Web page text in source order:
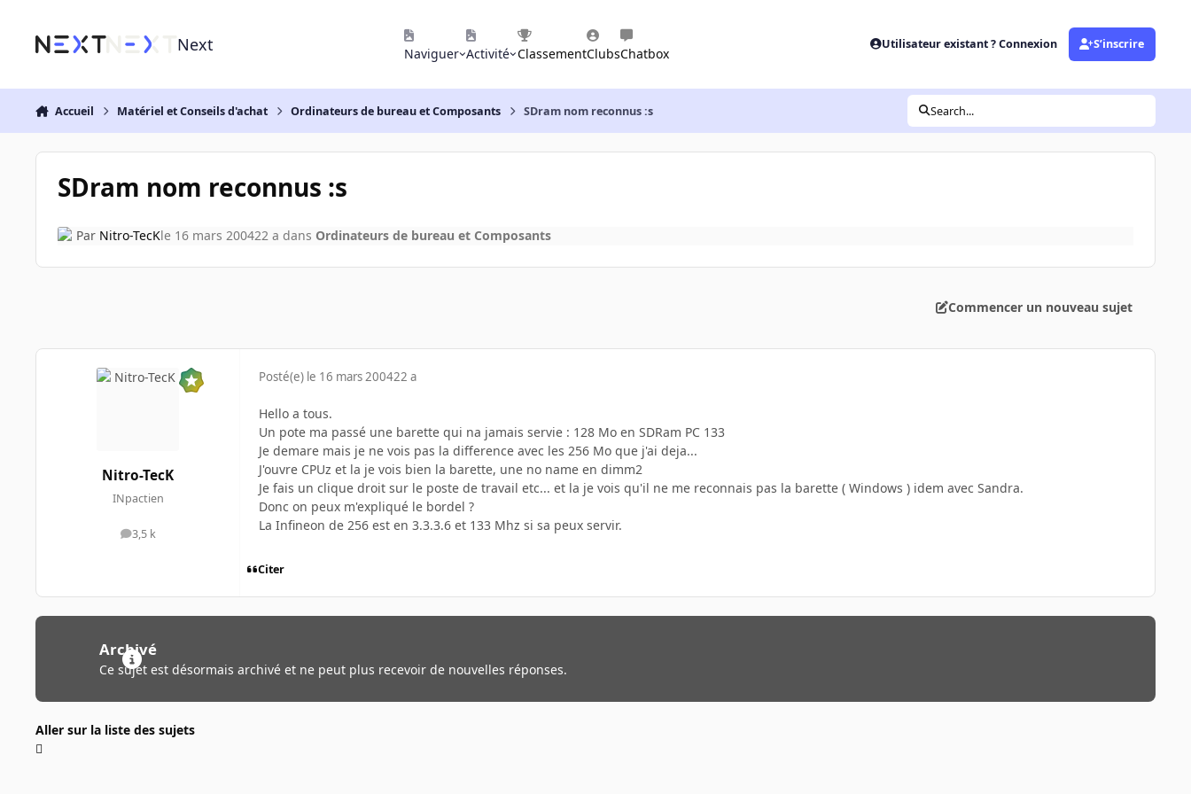
Next Naviguer Activité ClassementClubsChatbox
Utilisateur existant ? Connexion S’inscrire
Accueil Matériel et Conseils d'achat Ordinateurs de bureau et Composants SDram nom reconnus :s Search...
SDram nom reconnus :s
Par Nitro-TecKle 16 mars 200422 a dans Ordinateurs de bureau et Composants
Commencer un nouveau sujet
Nitro-TecK
INpactien
3,5 k
messages
Posté(e) le 16 mars 200422 a
Hello a tous.
Un pote ma passé une barette qui na jamais servie : 128 Mo en SDRam PC 133
Je demare mais je ne vois pas la difference avec les 256 Mo que j'ai deja...
J'ouvre CPUz et la je vois bien la barette, une no name en dimm2
Je fais un clique droit sur le poste de travail etc... et la je vois qu'il ne me reconnais pas la barette ( Windows ) idem avec Sandra.
Donc on peux m'expliqué le bordel ?
La Infineon de 256 est en 3.3.3.6 et 133 Mhz si sa peux servir.
Citer
Archivé
Ce sujet est désormais archivé et ne peut plus recevoir de nouvelles réponses.
Aller sur la liste des sujets